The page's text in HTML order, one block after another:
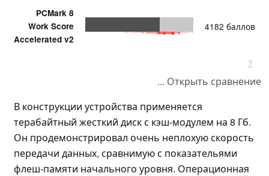
PCMark 8
Work Score
Accelerated v2
4182 баллов
?
... Открыть сравнение
В конструкции устройства применяется
терабайтный жесткий диск с кэш-модулем на 8 Гб.
Он продемонстрировал очень неплохую скорость
передачи данных, сравнимую с показательями
флеш-памяти начального уровня. Операционная